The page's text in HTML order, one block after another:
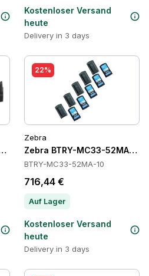
Kostenloser Versand
heute
Delivery in 3 days
01 Cradles
22%
Zebra
Zebra BTRY-MC33-52MA-10
BTRY-MC33-52MA-10
716,44 €
Auf Lager
Kostenloser Versand
heute
Delivery in 3 days